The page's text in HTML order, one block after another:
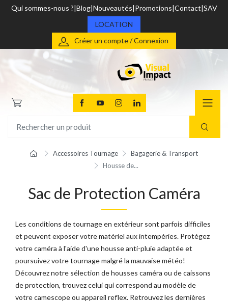
Qui sommes-nous ? Blog Nouveautés Promotions Contact SAV
LOCATION
Créer un compte / Connexion
Accessoires Tournage
Bagagerie & Transport
Housse de...
Sac de Protection Caméra
Les conditions de tournage en extérieur sont parfois difficiles
et peuvent exposer votre matériel aux intempéries. Protégez
votre caméra à l'aide d'une housse anti-pluie adaptée et
poursuivez votre tournage malgré la mauvaise météo!
Découvrez notre sélection de housses caméra ou de caissons
de protection, trouvez celui qui correspond au modèle de
votre camescope ou appareil reflex. Retrouvez les dernières